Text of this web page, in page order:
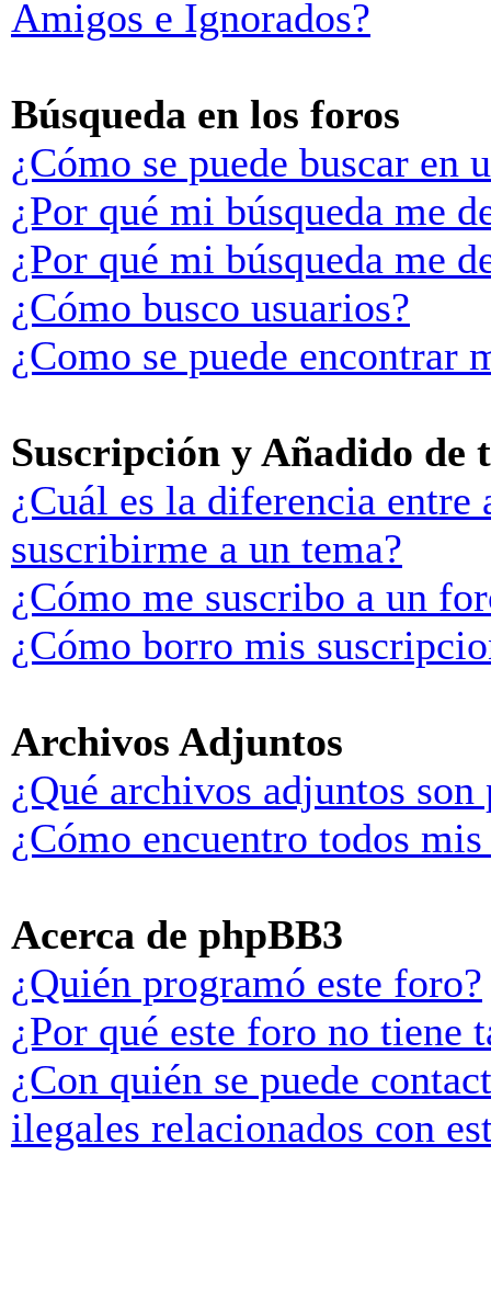
Amigos e Ignorados?
Búsqueda en los foros
¿Cómo se puede buscar en
¿Por qué mi búsqueda me
¿Por qué mi búsqueda me
¿Cómo busco usuarios?
¿Como se puede encontrar
Suscripción y Añadido de
¿Cuál es la diferencia
suscribirme a un tema?
¿Cómo me suscribo a un
¿Cómo borro mis
Archivos Adjuntos
¿Qué archivos adjuntos
¿Cómo encuentro todos
Acerca de phpBB3
¿Quién programó este foro?
¿Por qué este foro no tiene
¿Con quién se puede
ilegales relacionados con